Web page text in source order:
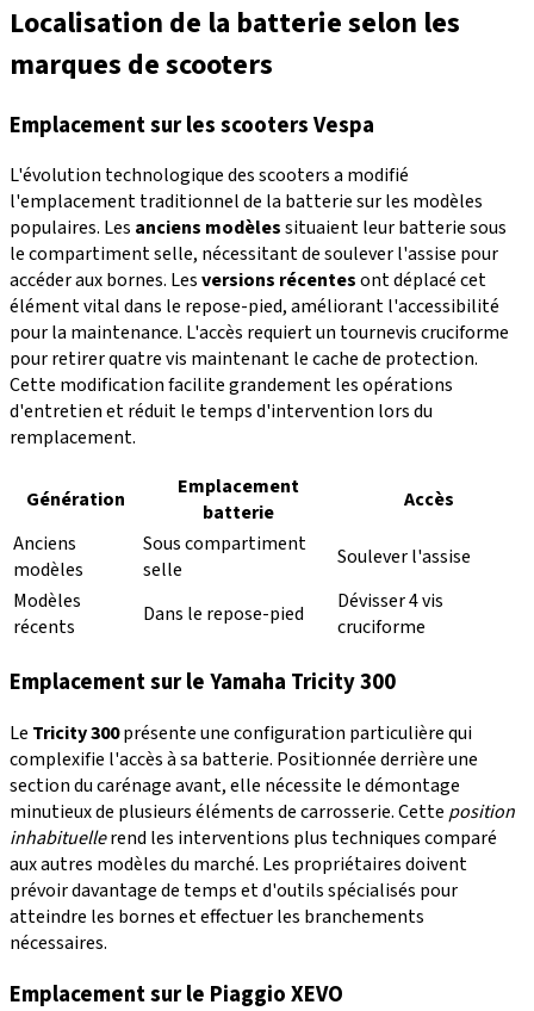
Localisation de la batterie selon les
marques de scooters
Emplacement sur les scooters Vespa
L'évolution technologique des scooters a modifié
l'emplacement traditionnel de la batterie sur les modèles
populaires. Les anciens modèlessituaient leur batterie sous
le compartiment selle, nécessitant de soulever l'assise pour
accéder aux bornes. Lesversions récentesont déplacé cet
élément vital dans le repose-pied, améliorant l'accessibilité
pour la maintenance. L'accès requiert un tournevis cruciforme
pour retirer quatre vis maintenant le cache de protection.
Cette modification facilite grandement les opérations
d'entretien et réduit le temps d'intervention lors du
remplacement.
Génération
Emplacement
batterie
Accès
Anciens
modèles
Sous compartiment
selle
Soulever l'assise
Modèles
récents
Dans le repose-pied
Dévisser 4 vis
cruciforme
Emplacement sur le Yamaha Tricity 300
Le Tricity 300présente une configuration particulière qui
complexifie l'accès à sa batterie. Positionnée derrière une
section du carénage avant, elle nécessite le démontage
minutieux de plusieurs éléments de carrosserie. Cette position
inhabituellerend les interventions plus techniques comparé
aux autres modèles du marché. Les propriétaires doivent
prévoir davantage de temps et d'outils spécialisés pour
atteindre les bornes et effectuer les branchements
nécessaires.
Emplacement sur le Piaggio XEVO